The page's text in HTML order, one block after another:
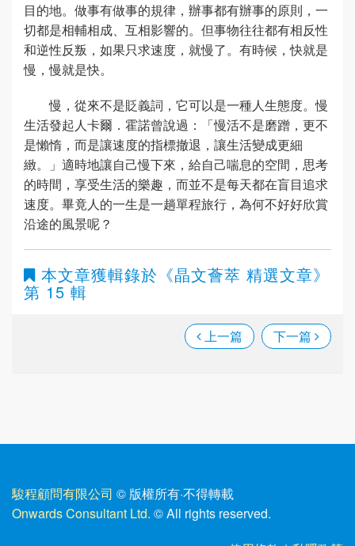
目的地。做事有做事的規律，辦事都有辦事的原則，一
切都是相輔相成、互相影響的。但事物往往都有相反性
和逆性反叛，如果只求速度，就慢了。有時候，快就是
慢，慢就是快。
慢，從來不是貶義詞，它可以是一種人生態度。慢
生活發起人卡爾．霍諾曾說過：「慢活不是磨蹭，更不
是懶惰，而是讓速度的指標撤退，讓生活變成更細
緻。」適時地讓自己慢下來，給自己喘息的空間，思考
的時間，享受生活的樂趣，而並不是每天都在盲目追求
速度。畢竟人的一生是一趟單程旅行，為何不好好欣賞
沿途的風景呢？
本文章獲輯錄於 《晶文薈萃 精選文章》
第 15 輯
上一篇 下一篇
駿程顧問有限公司 © 版權所有·不得轉載
Onwards Consultant Ltd. © All rights reserved.